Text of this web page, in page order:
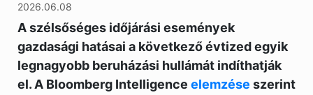
2026.06.08
A szélsőséges időjárási események
gazdasági hatásai a következő évtized egyik
legnagyobb beruházási hullámát indíthatják
el. A Bloomberg Intelligence elemzése szerint